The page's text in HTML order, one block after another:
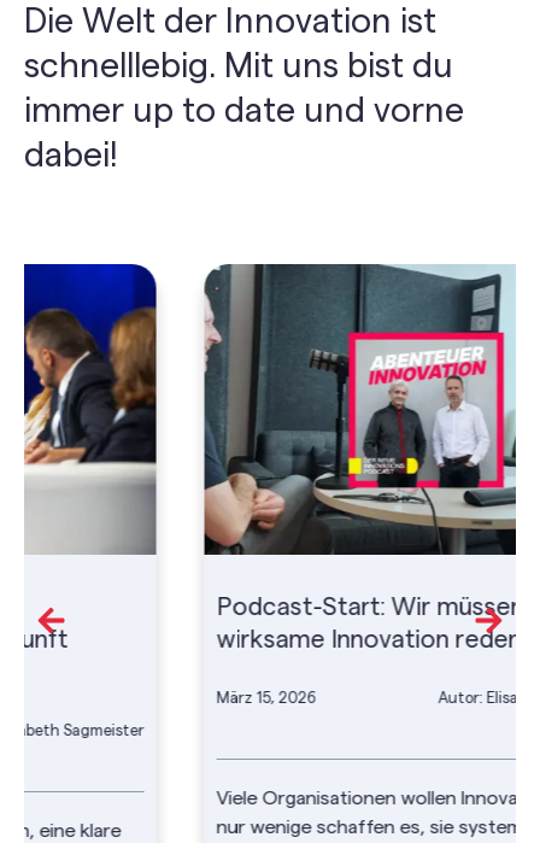
Die Welt der Innovation ist
schnelllebig. Mit uns bist du
immer up to date und vorne
dabei!
Podcast-Start: Wir müssen über
wirksame Innovation reden
Autor: Elisabeth Sagmeister
Viele Organisationen wollen Innovation. Doch
nur wenige schaffen es, sie systematisch in die